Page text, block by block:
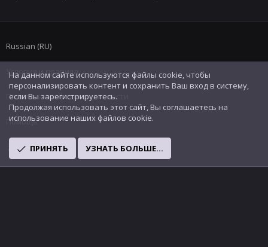
Russian (RU)
Условия и правила
Политика конфиденциальности
Помощь
R
S
На данном сайте используются файлы cookie, чтобы
персонализировать контент и сохранить Ваш вход в систему,
если Вы зарегистрируетесь.
Продолжая использовать этот сайт, Вы соглашаетесь на
использование наших файлов cookie.
ПРИНЯТЬ УЗНАТЬ БОЛЬШЕ...